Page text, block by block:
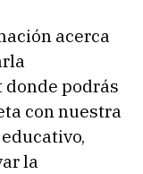
acerca
donde podrás
con nuestra
la